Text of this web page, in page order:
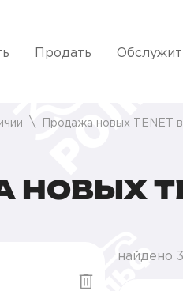
Продать
Продажа новых TENET
найдено